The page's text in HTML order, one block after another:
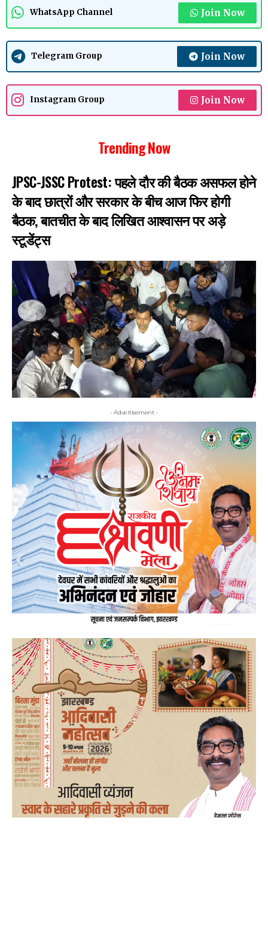
WhatsApp Channel Join Now
Telegram Group Join Now
Instagram Group Join Now
Trending Now
JPSC-JSSC Protest: पहले दौर की बैठक असफल होने
के बाद छात्रों और सरकार के बीच आज फिर होगी
बैठक, बातचीत के बाद लिखित आश्वासन पर अड़े
स्टूडेंट्स
- Advertisement -